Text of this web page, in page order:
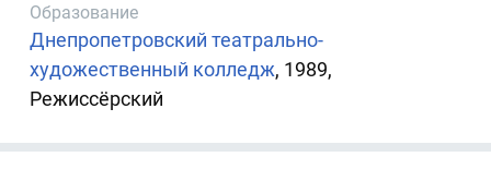
Образование
Днепропетровский театрально-
художественный колледж, 1989,
Режиссёрский